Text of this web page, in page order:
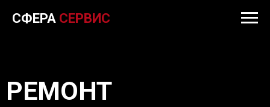
СФЕРА СЕРВИС
РЕМОНТ